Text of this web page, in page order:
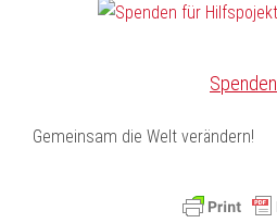
Spenden
Gemeinsam die Welt verändern!